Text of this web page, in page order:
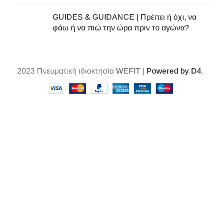
GUIDES & GUIDANCE | Πρέπει ή όχι, να
φάω ή να πιώ την ώρα πριν το αγώνα?
2023 Πνευματική ιδιοκτησία WEFIT| Powered by D4.